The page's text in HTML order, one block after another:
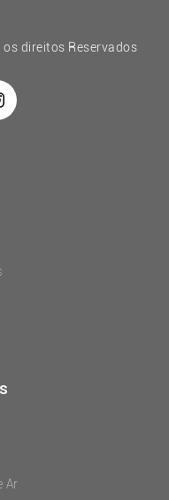
direitos Reservados
Ar